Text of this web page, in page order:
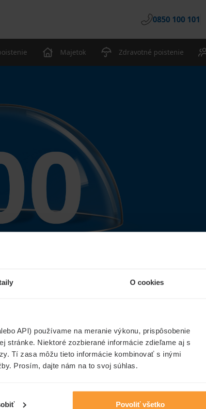
O cookies
API) používame na meranie výkonu, prispôsobenie
stránke. Niektoré zozbierané informácie zdieľame aj s
Tí zasa môžu tieto informácie kombinovať s inými
Prosím, dajte nám na to svoj súhlas.
Povoliť všetko
0850 100 101
Majetok Zdravotné poistenie